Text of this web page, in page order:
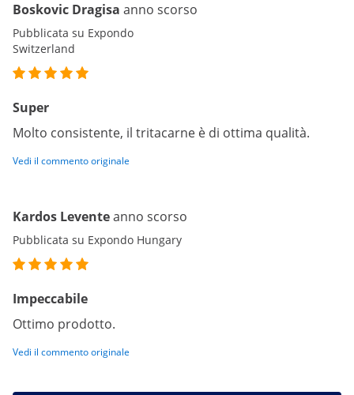
Boskovic Dragisa anno scorso
Pubblicata su Expondo
Switzerland
Super
Molto consistente, il tritacarne è di ottima qualità.
Vedi il commento originale
Kardos Leventeanno scorso
Pubblicata su Expondo Hungary
Impeccabile
Ottimo prodotto.
Vedi il commento originale